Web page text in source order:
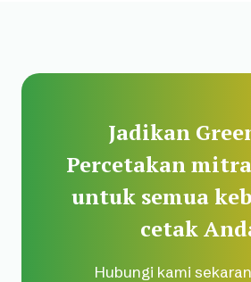
Jadikan
Percetakan
untuk semua
cetak
Hubungi kami